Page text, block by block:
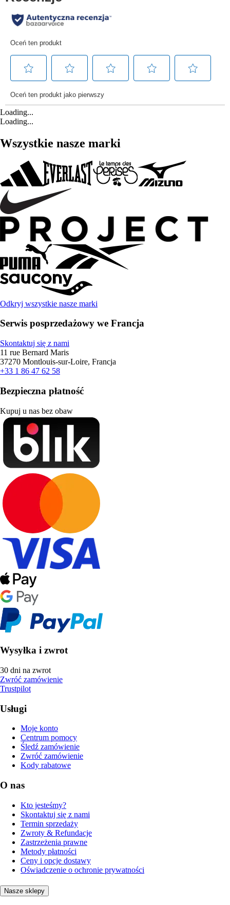
Loading...
Loading...
Wszystkie nasze marki
Odkryj wszystkie nasze marki
Serwis posprzedażowy we Francja
Skontaktuj się z nami
11 rue Bernard Maris
37270 Montlouis-sur-Loire, Francja
+33 1 86 47 62 58
Bezpieczna płatność
Kupuj u nas bez obaw
Wysyłka i zwrot
30 dni na zwrot
Zwróć zamówienie
Trustpilot
Usługi
Moje konto
Centrum pomocy
Śledź zamówienie
Zwróć zamówienie
Kody rabatowe
O nas
Kto jesteśmy?
Skontaktuj się z nami
Termin sprzedaży
Zwroty & Refundacje
Zastrzeżenia prawne
Metody płatności
Ceny i opcje dostawy
Oświadczenie o ochronie prywatności
Nasze sklepy